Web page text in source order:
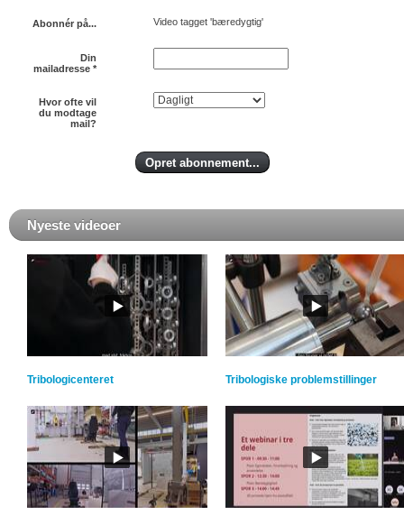
Abonnér på... Video tagget 'bæredygtig'
Din
mailadresse *
Hvor ofte vil
du modtage
mail?
Nyeste videoer
Tribologicenteret Tribologiske problemstillinger